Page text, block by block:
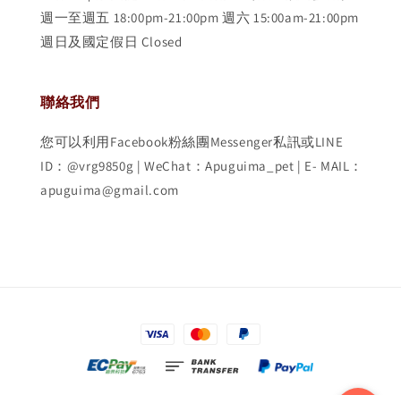
週一至週五 18:00pm-21:00pm 週六 15:00am-21:00pm
週日及國定假日 Closed
聯絡我們
您可以利用Facebook粉絲團Messenger私訊或LINE
ID：@vrg9850g | WeChat：Apuguima_pet | E- MAIL：
apuguima@gmail.com